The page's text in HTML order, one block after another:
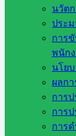
นวัต
ประ
การ
พนัก
นโย
ผลก
การ
การ
การด
เว็บไซต์ก
กลุ่มอำ
กลุ่มบริ
กลุ่มนโ
กลุ่มส่ง
กลุ่มบริ
กลุ่มพัฒ